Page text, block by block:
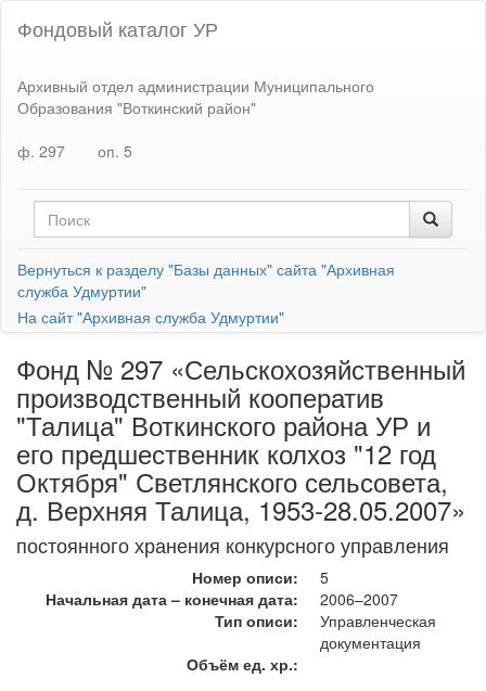
Фондовый каталог УР
Архивный отдел администрации Муниципального
Образования "Воткинский район"
ф. 297
оп. 5
Вернуться к разделу "Базы данных" сайта "Архивная
служба Удмуртии"
На сайт "Архивная служба Удмуртии"
Фонд № 297 «Сельскохозяйственный
производственный кооператив
"Талица" Воткинского района УР и
его предшественник колхоз "12 год
Октября" Светлянского сельсовета,
д. Верхняя Талица, 1953-28.05.2007»
постоянного хранения конкурсного управления
Номер описи:
5
Начальная дата – конечная дата:
2006–2007
Тип описи:
Управленческая
документация
Объём ед. хр.: